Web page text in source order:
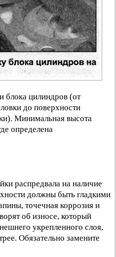
блока цилиндров (от
до поверхности
Минимальная высота
определена
распредвала на наличие
должны быть гладкими
точечная коррозия и
об износе, который
укрепленного слоя,
Обязательно замените